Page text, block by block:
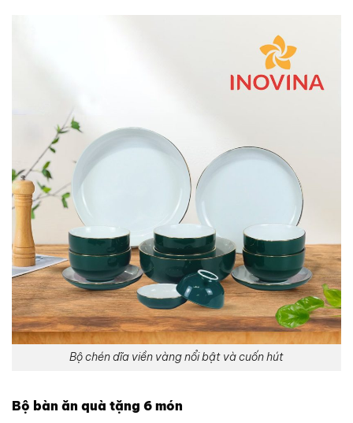
Bộ chén dĩa viền vàng nổi bật và cuốn hút
Bộ bàn ăn quà tặng 6 món